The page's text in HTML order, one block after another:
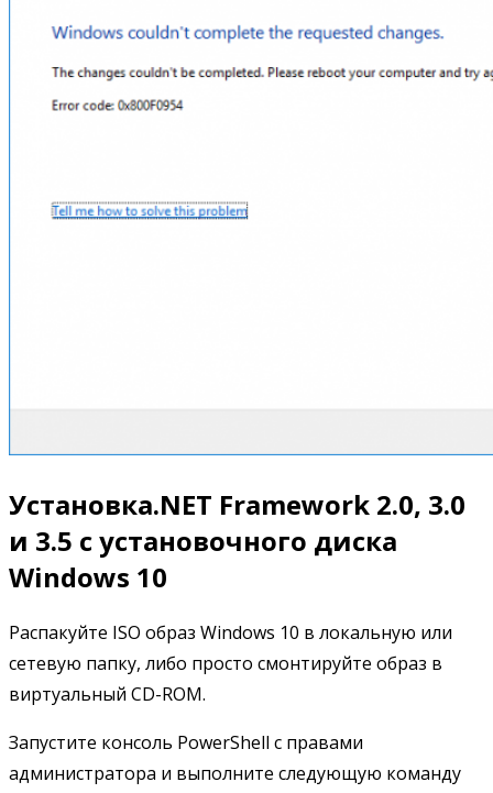
Установка.NET Framework 2.0, 3.0
и 3.5 с установочного диска
Windows 10
Распакуйте ISO образ Windows 10 в локальную или
сетевую папку, либо просто смонтируйте образ в
виртуальный CD-ROM.
Запустите консоль PowerShell с правами
администратора и выполните следующую команду